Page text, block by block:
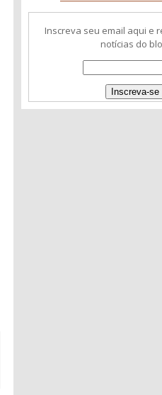
Inscreva seu email aqui e
notícias do